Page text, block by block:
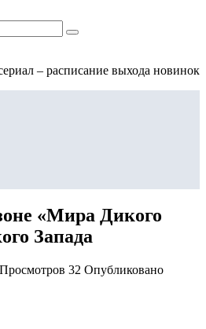
– расписание выхода новинок
«Мира Дикого
Запада
Просмотров 32 Опубликовано